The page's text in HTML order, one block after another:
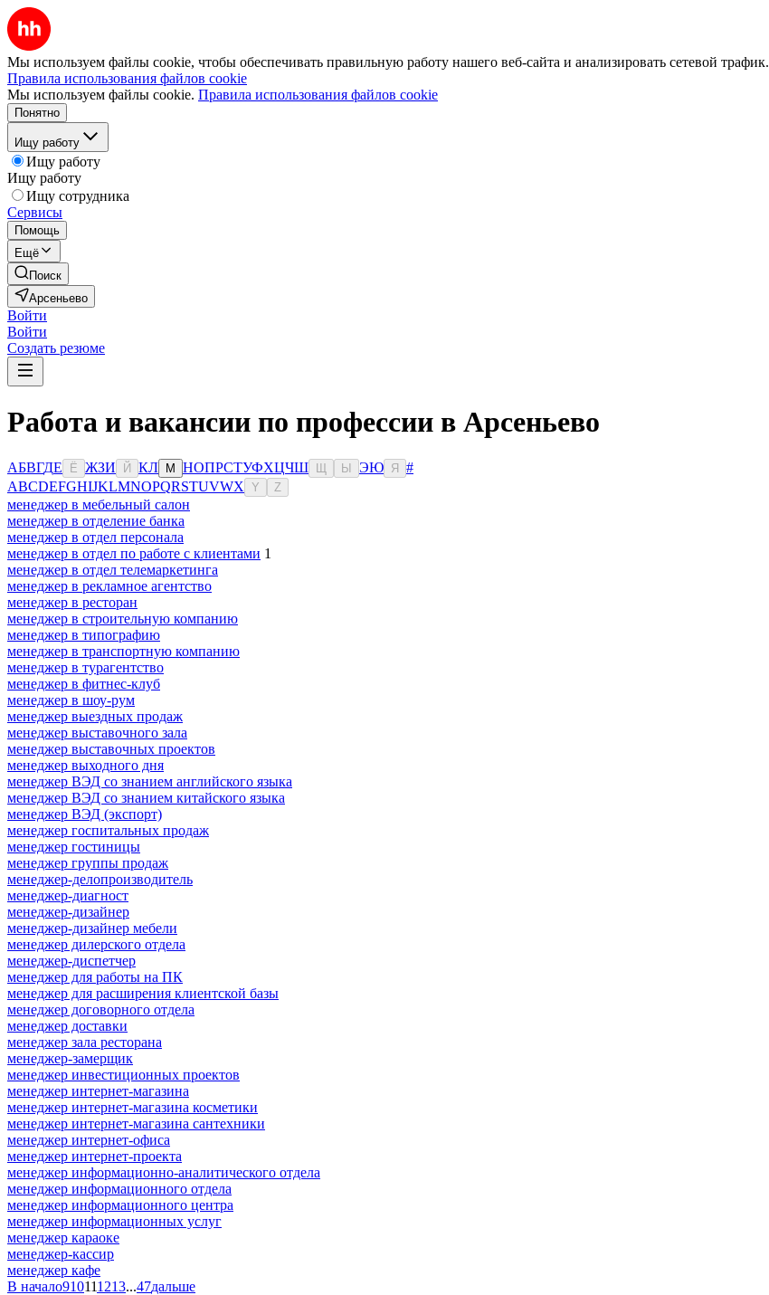
Мы используем файлы cookie, чтобы обеспечивать правильную работу нашего веб-сайта и анализировать сетевой трафик.
Правила использования файлов cookie
Мы используем файлы cookie. Правила использования файлов cookie
Понятно
Ищу работу
Ищу работу
Ищу работу
Ищу сотрудника
Сервисы
Помощь
Ещё
Поиск
Арсеньево
Войти
Войти
Создать резюме
Работа и вакансии по профессии в Арсеньево
АБВГДЕ Ё ЖЗИ Й КЛ М НОПРСТУФХЦЧШ Ы ЭЮ Я
#
ABCDEFGHIJKLMNOPQRSTUVWX Y Z
менеджер в мебельный салон
менеджер в отделение банка
менеджер в отдел персонала
менеджер в отдел по работе с клиентами 1
менеджер в отдел телемаркетинга
менеджер в рекламное агентство
менеджер в ресторан
менеджер в строительную компанию
менеджер в типографию
менеджер в транспортную компанию
менеджер в турагентство
менеджер в фитнес-клуб
менеджер в шоу-рум
менеджер выездных продаж
менеджер выставочного зала
менеджер выставочных проектов
менеджер выходного дня
менеджер ВЭД со знанием английского языка
менеджер ВЭД со знанием китайского языка
менеджер ВЭД (экспорт)
менеджер госпитальных продаж
менеджер гостиницы
менеджер группы продаж
менеджер-делопроизводитель
менеджер-диагност
менеджер-дизайнер
менеджер-дизайнер мебели
менеджер дилерского отдела
менеджер-диспетчер
менеджер для работы на ПК
менеджер для расширения клиентской базы
менеджер договорного отдела
менеджер доставки
менеджер зала ресторана
менеджер-замерщик
менеджер инвестиционных проектов
менеджер интернет-магазина
менеджер интернет-магазина косметики
менеджер интернет-магазина сантехники
менеджер интернет-офиса
менеджер интернет-проекта
менеджер информационно-аналитического отдела
менеджер информационного отдела
менеджер информационного центра
менеджер информационных услуг
менеджер караоке
менеджер-кассир
менеджер кафе
В начало910111213...47дальше